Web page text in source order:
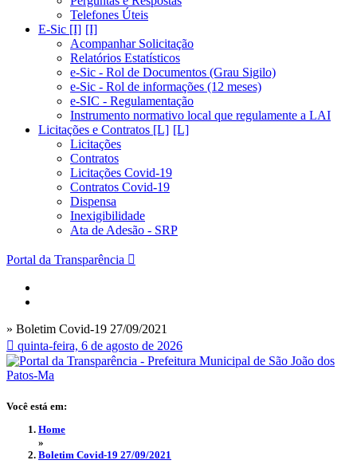
Telefones Úteis
E-Sic [I]
Acompanhar Solicitação
Relatórios Estatísticos
e-Sic - Rol de Documentos (Grau Sigilo)
e-Sic - Rol de informações (12 meses)
e-SIC - Regulamentação
Instrumento normativo local que regulamente a LAI
Licitações e Contratos [L]
Licitações
Contratos
Licitações Covid-19
Contratos Covid-19
Dispensa
Inexigibilidade
Ata de Adesão - SRP
Portal da Transparência
» Boletim Covid-19 27/09/2021
quinta-feira, 6 de agosto de 2026
Você está em:
Home
»
Boletim Covid-19 27/09/2021